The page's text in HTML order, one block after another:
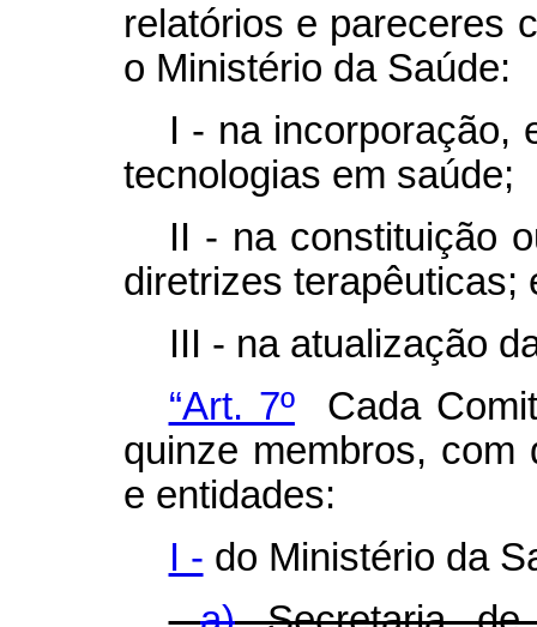
relatórios e pareceres
o Ministério da Saúde:
I - na incorporação,
tecnologias em saúde;
II - na constituição
diretrizes terapêuticas;
III - na atualização
“Art. 7ºCada
quinze membros,
e entidades:
I - do Ministério da